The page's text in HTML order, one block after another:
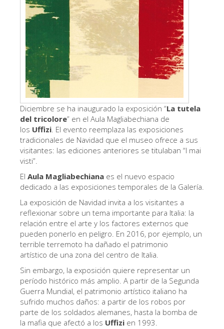
Los Artistas
Las nuevas salas
Otros Museos
Museo del Bargello
Galería de la Academia
Galería Palatina
Capillas de los Medici
Museo de San Marcos
Museo Arqueológico
El Taller de las Piedras Duras
Museo Galileo
Jardín de Boboli
La Torre de Arnolfo
Corredor de Vasari
Santa Maria Novella
Santa Croce
Reserve ahora
Diciembre se ha inaugurado la exposición “La tutela
del tricolore” en el Aula Magliabechiana de
los Uffizi. El evento reemplaza las exposiciones
tradicionales de Navidad que el museo ofrece a sus
visitantes: las ediciones anteriores se titulaban “I mai
visti”.
El Aula Magliabechiana es el nuevo espacio
dedicado a las exposiciones temporales de la Galería.
La exposición de Navidad invita a los visitantes a
reflexionar sobre un tema importante para Italia: la
relación entre el arte y los factores externos que
pueden ponerlo en peligro. En 2016, por ejemplo, un
terrible terremoto ha dañado el patrimonio
artístico de una zona del centro de Italia.
Sin embargo, la exposición quiere representar un
período histórico más amplio. A partir de la Segunda
Guerra Mundial, el patrimonio artístico italiano ha
sufrido muchos daños: a partir de los robos por
parte de los soldados alemanes, hasta la bomba de
la mafia que afectó a los Uffizi en 1993.